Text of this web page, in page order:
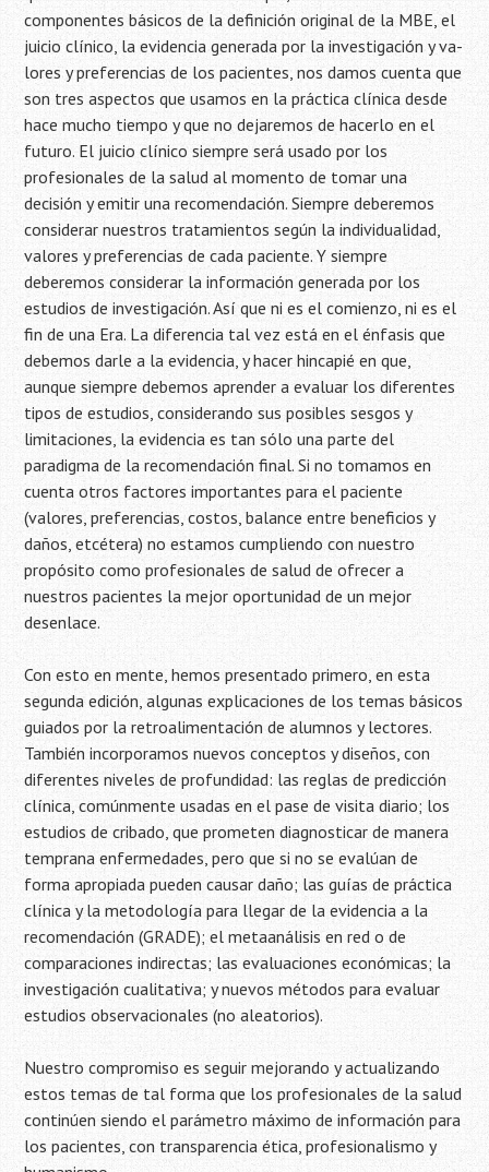
componentes básicos de la definición original de la MBE, el
juicio clínico, la evidencia generada por la investigación y va-
lores y preferencias de los pacientes, nos damos cuenta que
son tres aspectos que usamos en la práctica clínica desde
hace mucho tiempo y que no dejaremos de hacerlo en el
futuro. El juicio clínico siempre será usado por los
profesionales de la salud al momento de tomar una
decisión y emitir una recomendación. Siempre deberemos
considerar nuestros tratamientos según la individualidad,
valores y preferencias de cada paciente. Y siempre
deberemos considerar la información generada por los
estudios de investigación. Así que ni es el comienzo, ni es el
fin de una Era. La diferencia tal vez está en el énfasis que
debemos darle a la evidencia, y hacer hincapié en que,
aunque siempre debemos aprender a evaluar los diferentes
tipos de estudios, considerando sus posibles sesgos y
limitaciones, la evidencia es tan sólo una parte del
paradigma de la recomendación final. Si no tomamos en
cuenta otros factores importantes para el paciente
(valores, preferencias, costos, balance entre beneficios y
daños, etcétera) no estamos cumpliendo con nuestro
propósito como profesionales de salud de ofrecer a
nuestros pacientes la mejor oportunidad de un mejor
desenlace.
Con esto en mente, hemos presentado primero, en esta
segunda edición, algunas explicaciones de los temas básicos
guiados por la retroalimentación de alumnos y lectores.
También incorporamos nuevos conceptos y diseños, con
diferentes niveles de profundidad: las reglas de predicción
clínica, comúnmente usadas en el pase de visita diario; los
estudios de cribado, que prometen diagnosticar de manera
temprana enfermedades, pero que si no se evalúan de
forma apropiada pueden causar daño; las guías de práctica
clínica y la metodología para llegar de la evidencia a la
recomendación (GRADE); el metaanálisis en red o de
comparaciones indirectas; las evaluaciones económicas; la
investigación cualitativa; y nuevos métodos para evaluar
estudios observacionales (no aleatorios).
Nuestro compromiso es seguir mejorando y actualizando
estos temas de tal forma que los profesionales de la salud
continúen siendo el parámetro máximo de información para
los pacientes, con transparencia ética, profesionalismo y